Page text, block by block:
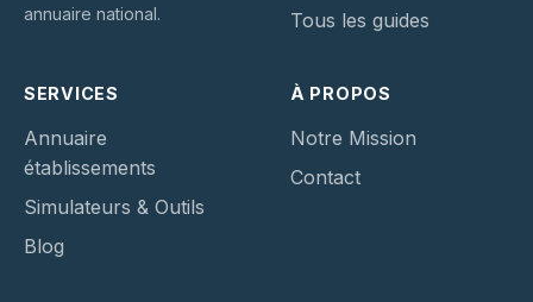
annuaire national.
Tous les guides
SERVICES
Annuaire
établissements
Simulateurs & Outils
Blog
À PROPOS
Notre Mission
Contact